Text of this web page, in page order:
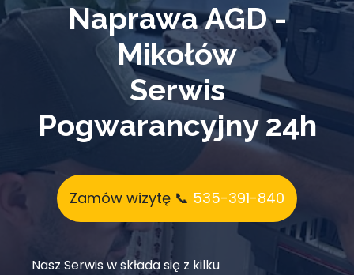
Naprawa AGD -
Mikołów
Serwis
Pogwarancyjny 24h
Zamów wizytę 📞 535-391-840
Nasz Serwis w składa się z kilku